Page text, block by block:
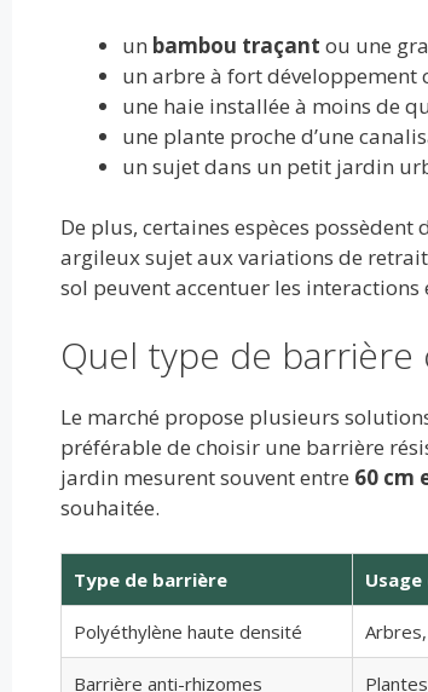
un bambou traçant ou une
un arbre à fort développement
une haie installée à moins de
une plante proche d’une
un sujet dans un petit jardin
De plus, certaines espèces
argileux sujet aux variations de
sol peuvent accentuer les
Quel type de barrière
Le marché propose plusieurs
préférable de choisir une barrière
jardin mesurent souvent entre 60 cm
souhaitée.
Type de barrière
Polyéthylène haute densité
Barrière anti-rhizomes